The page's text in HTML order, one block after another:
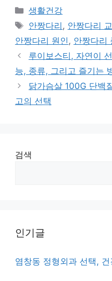
Categories
생활건강
Tags
안짱다리 , 안짱다리
안짱다리 원인, 안짱다리
루이보스티, 자연이
능, 종류, 그리고 즐기는
닭가슴살 100G 단백
고의 선택
검색
인기글
염창동 정형외과 선택,